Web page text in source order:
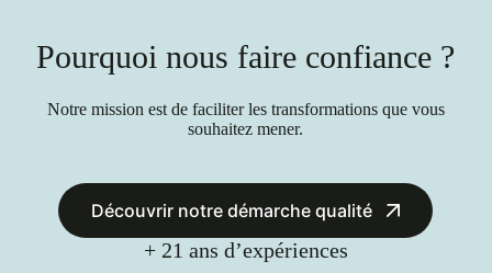
Pourquoi nous faire confiance ?
Notre mission est de faciliter les transformations que vous
souhaitez mener.
Découvrir notre démarche qualité
+ 21 ans d’expériences